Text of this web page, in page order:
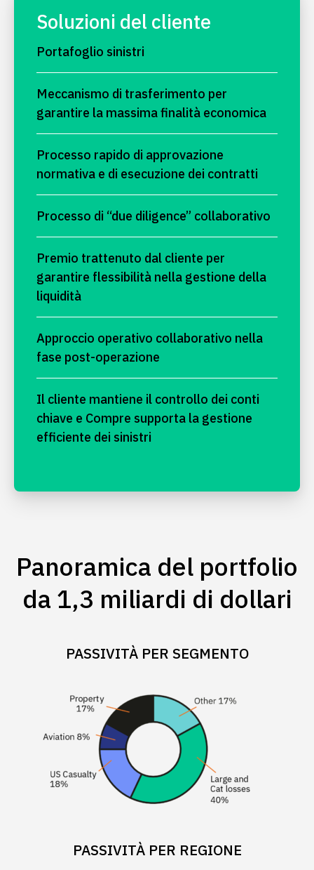
Soluzioni del cliente
Portafoglio sinistri
Meccanismo di trasferimento per
garantire la massima finalità economica
Processo rapido di approvazione
normativa e di esecuzione dei contratti
Processo di “due diligence” collaborativo
Premio trattenuto dal cliente per
garantire flessibilità nella gestione della
liquidità
Approccio operativo collaborativo nella
fase post-operazione
Il cliente mantiene il controllo dei conti
chiave e Compre supporta la gestione
efficiente dei sinistri
Panoramica del portfolio
da 1,3 miliardi di dollari
PASSIVITÀ PER SEGMENTO
PASSIVITÀ PER REGIONE